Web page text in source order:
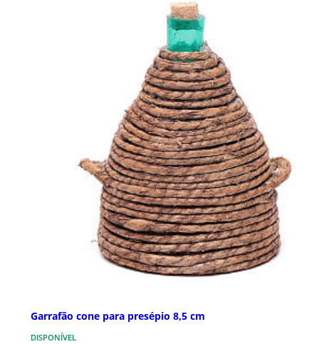
Garrafão cone para presépio 8,5 cm
DISPONÍVEL